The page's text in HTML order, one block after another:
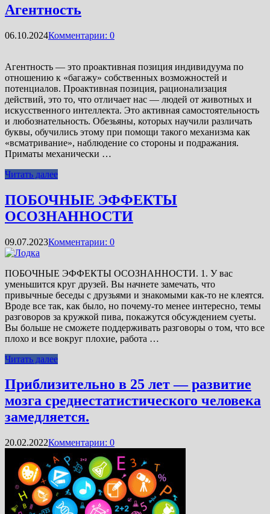
Агентность
06.10.2024Комментарии: 0
Агентность — это проактивная позиция индивидуума по
отношению к «багажу» собственных возможностей и
потенциалов. Проактивная позиция, рационализация
действий, это то, что отличает нас — людей от животных и
искусственного интеллекта. Это активная самостоятельность
и любознательность. Обезьяны, которых научили различать
буквы, обучились этому при помощи такого механизма как
«всматривание», наблюдение со стороны и подражания.
Приматы механически …
Читать далее
ПОБОЧНЫЕ ЭФФЕКТЫ
ОСОЗНАННОСТИ
09.07.2023Комментарии: 0
ПОБОЧНЫЕ ЭФФЕКТЫ ОСОЗНАННОСТИ. 1. У вас
уменьшится круг друзей. Вы начнете замечать, что
привычные беседы с друзьями и знакомыми как-то не клеятся.
Вроде все так, как было, но почему-то менее интересно, темы
разговоров за кружкой пива, покажутся обсуждением суеты.
Вы больше не сможете поддерживать разговоры о том, что все
плохо и все вокруг плохие, работа …
Читать далее
Приблизительно в 25 лет — развитие
мозга среднестатистического человека
замедляется.
20.02.2022Комментарии: 0